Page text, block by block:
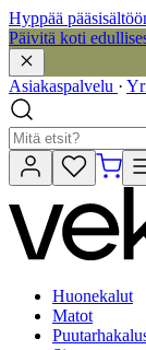
Hyppää
Päivitä koti
Asiakaspalvelu ·
Huonekalut
Matot